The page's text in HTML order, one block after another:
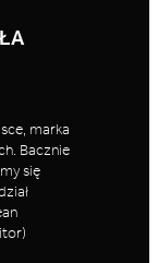
marka
Bacznie
się